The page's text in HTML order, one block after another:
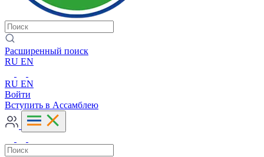
Расширенный поиск
RU EN
RU EN
Войти
Вступить в Ассамблею